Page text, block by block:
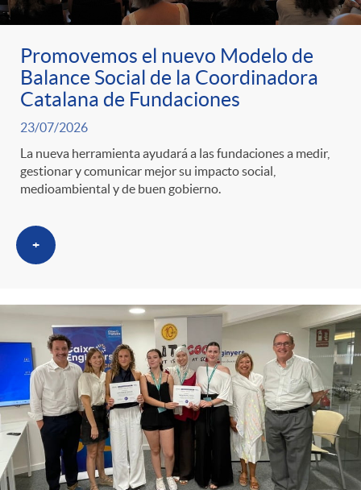
a
n
i
d
a
d
a
s
N
o
t
i
c
i
a
s
n
i
d
A
n
c
l
a
c
a
o
r
d
e
c
Promovemos el nuevo Modelo de
Balance Social de la Coordinadora
Catalana de Fundaciones
23/07/2026
La nueva herramienta ayudará a las fundaciones a medir,
gestionar y comunicar mejor su impacto social,
medioambiental y de buen gobierno.
+